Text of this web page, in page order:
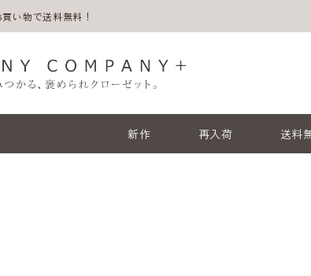
い物で送料無料！
新作 再入荷 送料